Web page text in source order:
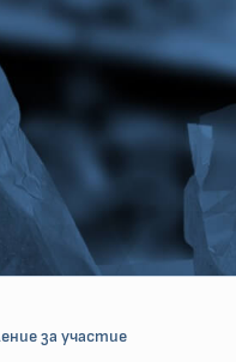
за участие